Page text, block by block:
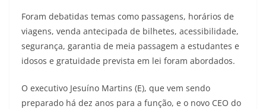
Foram debatidas temas como passagens, horários de
viagens, venda antecipada de bilhetes, acessibilidade,
segurança, garantia de meia passagem a estudantes e
idosos e gratuidade prevista em lei foram abordados.
O executivo Jesuíno Martins (E), que vem sendo
preparado há dez anos para a função, e o novo CEO do